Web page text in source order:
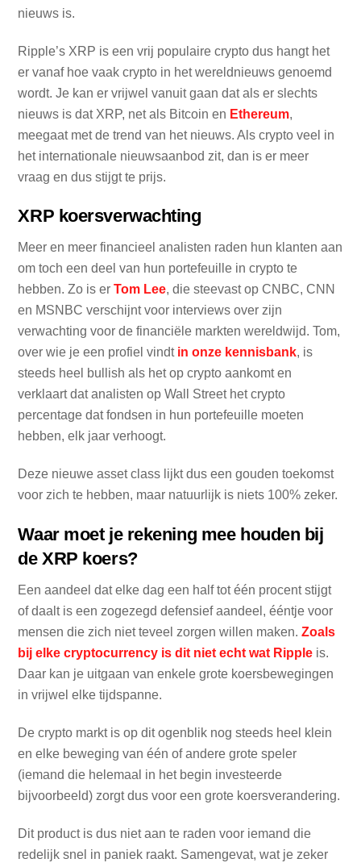
nieuws is.
Ripple’s XRP is een vrij populaire crypto dus hangt het
er vanaf hoe vaak crypto in het wereldnieuws genoemd
wordt. Je kan er vrijwel vanuit gaan dat als er slechts
nieuws is dat XRP, net als Bitcoin en Ethereum,
meegaat met de trend van het nieuws. Als crypto veel in
het internationale nieuwsaanbod zit, dan is er meer
vraag en dus stijgt te prijs.
XRP koersverwachting
Meer en meer financieel analisten raden hun klanten aan
om toch een deel van hun portefeuille in crypto te
hebben. Zo is erTom Lee, die steevast op CNBC, CNN
en MSNBC verschijnt voor interviews over zijn
verwachting voor de financiële markten wereldwijd. Tom,
over wie je een profiel vindt in onze kennisbank, is
steeds heel bullish als het op crypto aankomt en
verklaart dat analisten op Wall Street het crypto
percentage dat fondsen in hun portefeuille moeten
hebben, elk jaar verhoogt.
Deze nieuwe asset class lijkt dus een gouden toekomst
voor zich te hebben, maar natuurlijk is niets 100% zeker.
Waar moet je rekening mee houden bij
de XRP koers?
Een aandeel dat elke dag een half tot één procent stijgt
of daalt is een zogezegd defensief aandeel, ééntje voor
mensen die zich niet teveel zorgen willen maken.Zoals
bij elke cryptocurrency is dit niet echt wat Ripple is.
Daar kan je uitgaan van enkele grote koersbewegingen
in vrijwel elke tijdspanne.
De crypto markt is op dit ogenblik nog steeds heel klein
en elke beweging van één of andere grote speler
(iemand die helemaal in het begin investeerde
bijvoorbeeld) zorgt dus voor een grote koersverandering.
Dit product is dus niet aan te raden voor iemand die
redelijk snel in paniek raakt. Samengevat, wat je zeker